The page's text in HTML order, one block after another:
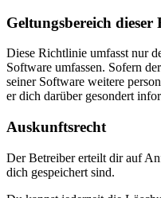
Geltungsbereich dieser
Diese Richtlinie umfasst nur
Software umfassen. Sofern
seiner Software weitere
er dich darüber gesondert
Auskunftsrecht
Der Betreiber erteilt dir auf
dich gespeichert sind.